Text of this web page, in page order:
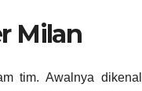
Milan
tim. Awalnya dikenal